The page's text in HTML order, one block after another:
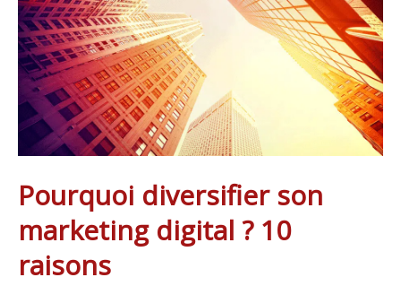
Pourquoi diversifier son
marketing digital ? 10
raisons
digital
?
10
raisons